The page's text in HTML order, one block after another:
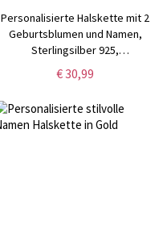
Personalisierte Halskette mit 2
Geburtsblumen und Namen,
Sterlingsilber 925,
Damenschmuck,
Geburtstags-/Jahrestag-/
Freundin/Familie
€ 30,99